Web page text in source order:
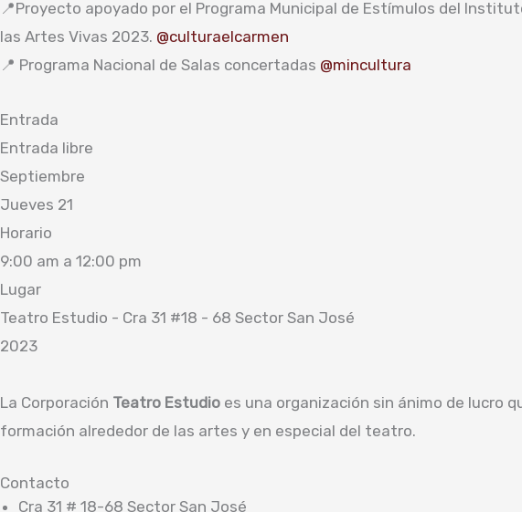
📍Proyecto apoyado por el Programa Municipal de Estímulos del
las Artes Vivas 2023. @culturaelcarmen
📍 Programa Nacional de Salas concertadas @mincultura
Entrada
Entrada libre
Septiembre
Jueves 21
Horario
9:00 am a 12:00 pm
Lugar
Teatro Estudio - Cra 31 #18 - 68 Sector San José
2023
La Corporación Teatro Estudio es una organización sin ánimo de lucro
formación alrededor de las artes y en especial del teatro.
Contacto
Cra 31 # 18-68 Sector San José